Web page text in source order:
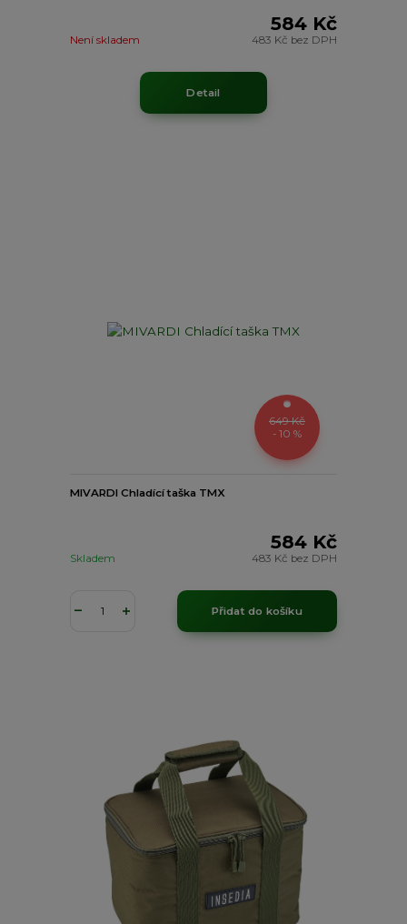
584 Kč
483 Kč bez DPH
Není skladem
Detail
649 Kč
- 10 %
MIVARDI Chladící taška TMX
584 Kč
483 Kč bez DPH
Skladem
Přidat do košíku